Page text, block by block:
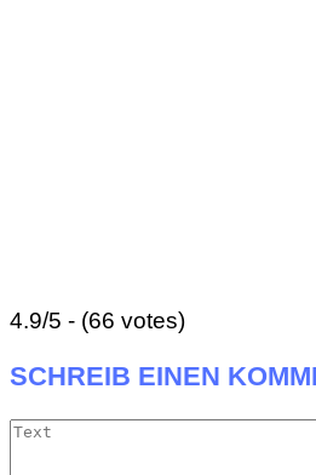
4.9/5 - (66 votes)
SCHREIB EINEN